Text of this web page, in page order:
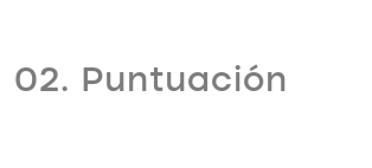
02. Puntuación